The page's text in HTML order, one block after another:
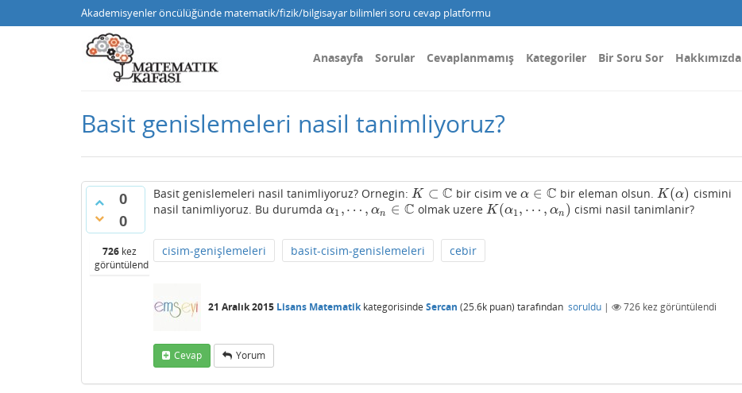
Akademisyenler öncülüğünde matematik/fizik/bilgisayar bilimleri soru cevap platformu
Anasayfa Sorular Cevaplanmamış Kategoriler Bir Soru Sor Hakkımızda
Basit genislemeleri nasil tanimliyoruz?
0
0
726 kez
görüntülendi
Basit genislemeleri nasil tanimliyoruz? Ornegin: K ⊂ C
K⊂ C bir cisim veα ∈ C
α∈C bir eleman olsun.K (α)
K(α)
cismini
nasil tanimliyoruz. Bu durumda α1 ,⋯ , αn ∈ C
α1 ⋯ , α n ∈C olmak uzereK(α1, ⋯ , αn )
K(α1,⋯ ,αn cismi nasil tanimlanir?
cisim-genişlemeleri basit-cisim-genislemeleri cebir
21 Aralık 2015 Lisans Matematikkategorisinde Sercan (25.6k puan) tarafından soruldu | 726 kez görüntülendi
Cevap Yorum